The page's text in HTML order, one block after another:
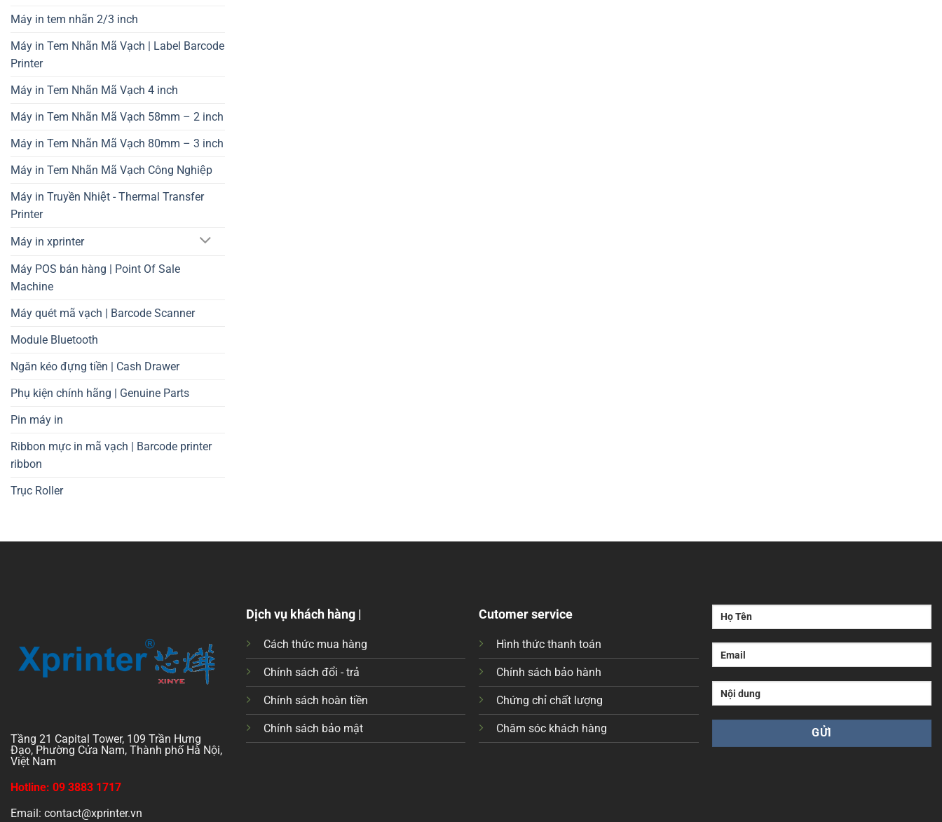
Máy in tem nhãn 2/3 inch
Máy in Tem Nhãn Mã Vạch | Label Barcode
Printer
Máy in Tem Nhãn Mã Vạch 4 inch
Máy in Tem Nhãn Mã Vạch 58mm – 2 inch
Máy in Tem Nhãn Mã Vạch 80mm – 3 inch
Máy in Tem Nhãn Mã Vạch Công Nghiệp
Máy in Truyền Nhiệt - Thermal Transfer
Printer
Máy in xprinter
Máy POS bán hàng | Point Of Sale
Machine
Máy quét mã vạch | Barcode Scanner
Module Bluetooth
Ngăn kéo đựng tiền | Cash Drawer
Phụ kiện chính hãng | Genuine Parts
Pin máy in
Ribbon mực in mã vạch | Barcode printer
ribbon
Trục Roller
Tầng 21 Capital Tower, 109 Trần Hưng
Đạo, Phường Cửa Nam, Thành phố Hà Nội,
Việt Nam
Hotline: 09 3883 1717
Email: contact@xprinter.vn
Dịch vụ khách hàng |
Cách thức mua hàng
Chính sách đổi - trả
Chính sách hoàn tiền
Chính sách bảo mật
Cutomer service
Hình thức thanh toán
Chính sách bảo hành
Chứng chỉ chất lượng
Chăm sóc khách hàng